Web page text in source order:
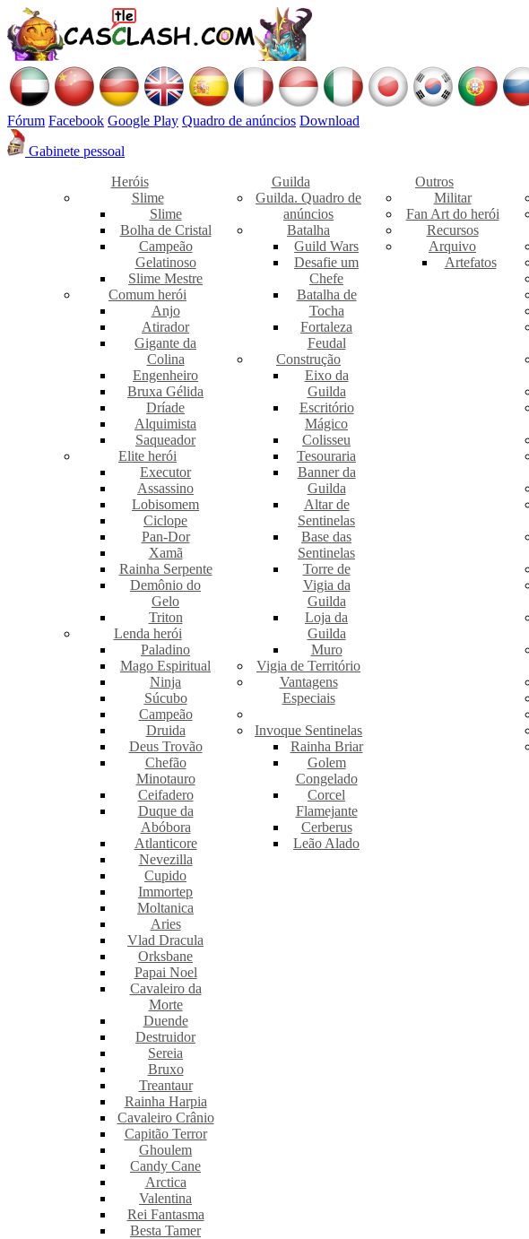
Fórum Facebook Google Play Quadro de anúncios Download
Gabinete pessoal
Heróis
Slime
Slime
Bolha de Cristal
Campeão
Gelatinoso
Slime Mestre
Comum herói
Anjo
Atirador
Gigante da
Colina
Engenheiro
Bruxa Gélida
Dríade
Alquimista
Saqueador
Elite herói
Executor
Assassino
Lobisomem
Ciclope
Pan-Dor
Xamã
Rainha Serpente
Demônio do
Gelo
Triton
Lenda herói
Paladino
Mago Espiritual
Ninja
Súcubo
Campeão
Druida
Deus Trovão
Chefão
Minotauro
Ceifadero
Duque da
Abóbora
Atlanticore
Nevezilla
Cupido
Immortep
Moltanica
Aries
Vlad Dracula
Orksbane
Papai Noel
Cavaleiro da
Morte
Duende
Destruidor
Sereia
Bruxo
Treantaur
Rainha Harpia
Cavaleiro Crânio
Capitão Terror
Ghoulem
Candy Cane
Arctica
Valentina
Rei Fantasma
Besta Tamer
Guilda
Guilda. Quadro de
anúncios
Batalha
Guild Wars
Desafie um
Chefe
Batalha de
Tocha
Fortaleza
Feudal
Construção
Eixo da
Guilda
Escritório
Mágico
Colisseu
Tesouraria
Banner da
Guilda
Altar de
Sentinelas
Base das
Sentinelas
Torre de
Vigia da
Guilda
Loja da
Guilda
Muro
Vigia de Território
Vantagens
Especiais
Invoque Sentinelas
Rainha Briar
Golem
Congelado
Corcel
Flamejante
Cerberus
Leão Alado
Outros
Militar
Fan Art do herói
Recursos
Arquivo
Artefatos